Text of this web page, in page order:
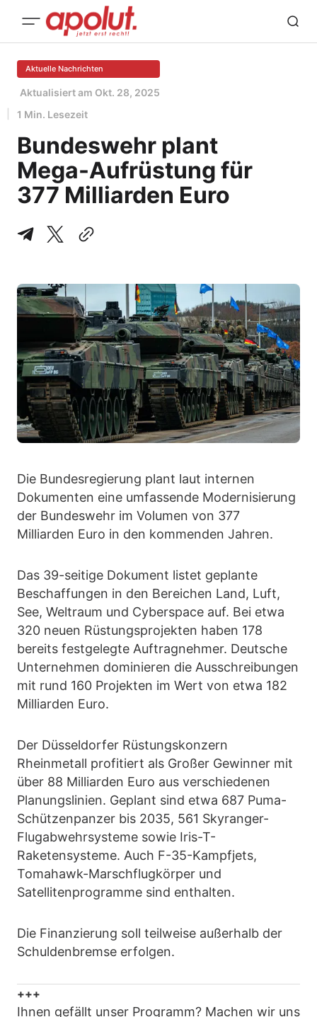
Aktuelle Nachrichten
Aktualisiert am Okt. 28, 2025
1 Min. Lesezeit
Bundeswehr plant
Mega-Aufrüstung für
377 Milliarden Euro
Die Bundesregierung plant laut internen
Dokumenten eine umfassende Modernisierung
der Bundeswehr im Volumen von 377
Milliarden Euro in den kommenden Jahren.
Das 39-seitige Dokument listet geplante
Beschaffungen in den Bereichen Land, Luft,
See, Weltraum und Cyberspace auf. Bei etwa
320 neuen Rüstungsprojekten haben 178
bereits festgelegte Auftragnehmer. Deutsche
Unternehmen dominieren die Ausschreibungen
mit rund 160 Projekten im Wert von etwa 182
Milliarden Euro.
Der Düsseldorfer Rüstungskonzern
Rheinmetall profitiert als Großer Gewinner mit
über 88 Milliarden Euro aus verschiedenen
Planungslinien. Geplant sind etwa 687 Puma-
Schützenpanzer bis 2035, 561 Skyranger-
Flugabwehrsysteme sowie Iris-T-
Raketensysteme. Auch F-35-Kampfjets,
Tomahawk-Marschflugkörper und
Satellitenprogramme sind enthalten.
Die Finanzierung soll teilweise außerhalb der
Schuldenbremse erfolgen.
+++
Ihnen gefällt unser Programm? Machen wir uns